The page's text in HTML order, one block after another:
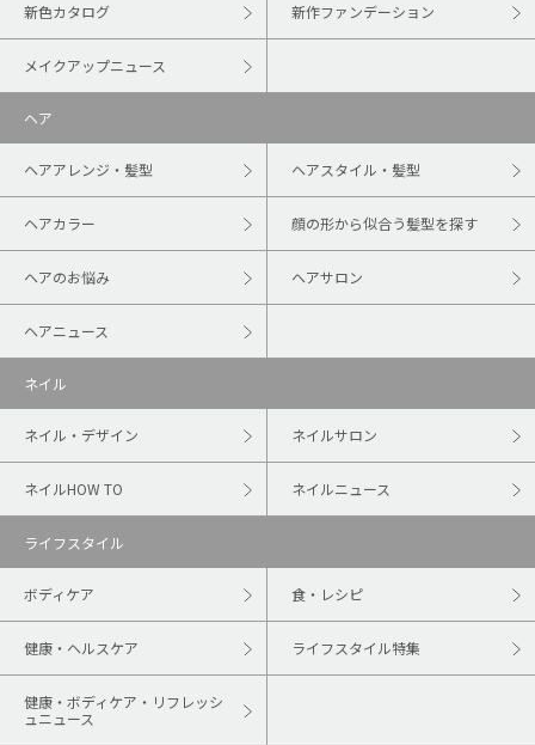
新色カタログ 新作ファンデーション
メイクアップニュース
ヘア
ヘアアレンジ・髪型 ヘアスタイル・髪型
ヘアカラー 顔の形から似合う髪型を探す
ヘアのお悩み ヘアサロン
ヘアニュース
ネイル
ネイル・デザイン ネイルサロン
ネイルHOW TO ネイルニュース
ライフスタイル
ボディケア 食・レシピ
健康・ヘルスケア ライフスタイル特集
健康・ボディケア・リフレッシ
ュニュース